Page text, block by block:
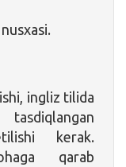
ingliz tilida
kerak.
qarab